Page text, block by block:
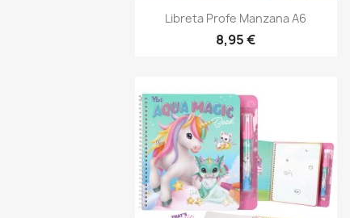
Vista rápida
Libreta Profe Manzana A6
8,95 €